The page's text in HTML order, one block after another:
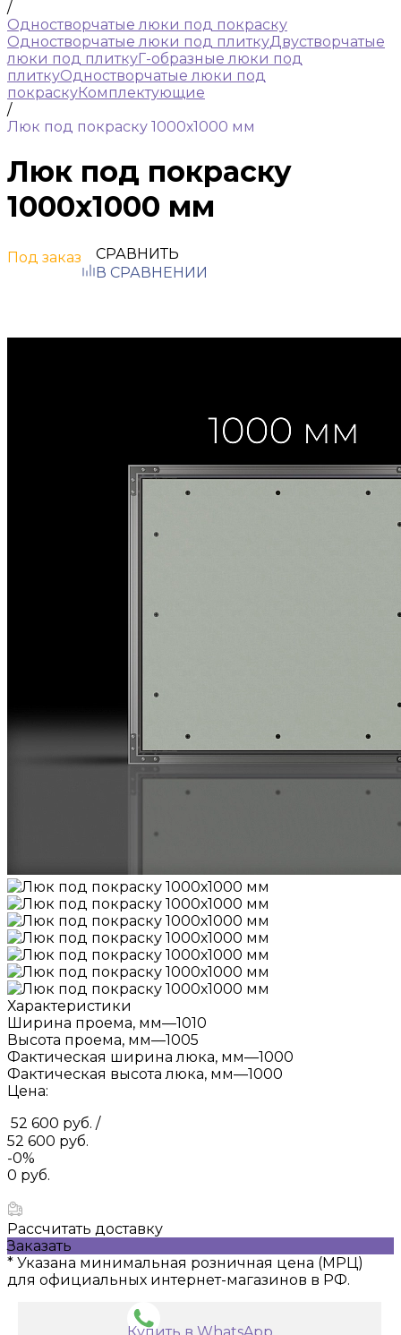
/
Одностворчатые люки под покраску
Одностворчатые люки под плиткуДвустворчатые
люки под плиткуГ-образные люки под
плиткуОдностворчатые люки под
покраскуКомплектующие
/
Люк под покраску 1000х1000 мм
Люк под покраску
1000х1000 мм
Под заказ
СРАВНИТЬ
В СРАВНЕНИИ
Характеристики
Ширина проема, мм—1010
Высота проема, мм—1005
Фактическая ширина люка, мм—1000
Фактическая высота люка, мм—1000
Цена:
52 600 руб. /
52 600 руб.
-0%
0 руб.
Рассчитать доставку
Заказать
* Указана минимальная розничная цена (МРЦ)
для официальных интернет-магазинов в РФ.